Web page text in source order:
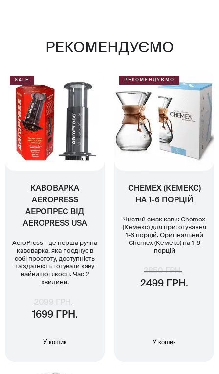
РЕКОМЕНДУЄМО
SALE
КАВОВАРКА
AEROPRESS
АЕРОПРЕС ВІД
AEROPRESS USA
AeroPress - це перша ручна
кавоварка, яка поєднує в
собі простоту, доступність
та здатність готувати каву
найвищої якості. Час 2
хвилини.
2099 ГРН.
1699 ГРН.
У кошик
РЕКОМЕНДУЄМО
CHEMEX (КЕМЕКС)
НА 1-6 ПОРЦІЙ
Чистий смак кави: Chemex
(Кемекс) для приготування
1-6 порцій. Оригінальний
Chemex (Кемекс) на 1-6
порцій
2850 ГРН.
2499 ГРН.
У кошик